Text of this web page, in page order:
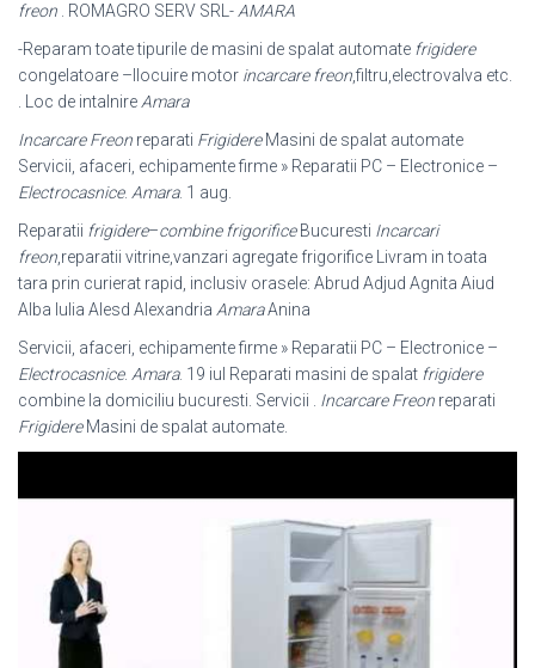
freon . ROMAGRO SERV SRL- AMARA
-Reparam toate tipurile de masini de spalat automate frigidere
congelatoare – Ilocuire motor incarcare freon,filtru,electrovalva etc.
. Loc de intalnire Amara
Incarcare Freon reparati FrigidereMasini de spalat automate
Servicii, afaceri, echipamente firme » Reparatii PC – Electronice –
Electrocasnice. Amara. 1 aug.
Reparatii frigidere–combine frigorificeBucuresti Incarcari
freon ,reparatii vitrine,vanzari agregate frigorifice Livram in toata
tara prin curierat rapid, inclusiv orasele: Abrud Adjud Agnita Aiud
Alba Iulia Alesd Alexandria AmaraAnina
Servicii, afaceri, echipamente firme » Reparatii PC – Electronice –
Electrocasnice. Amara. 19 iul Reparati masini de spalat frigidere
combine la domiciliu bucuresti. Servicii . Incarcare Freon reparati
FrigidereMasini de spalat automate.